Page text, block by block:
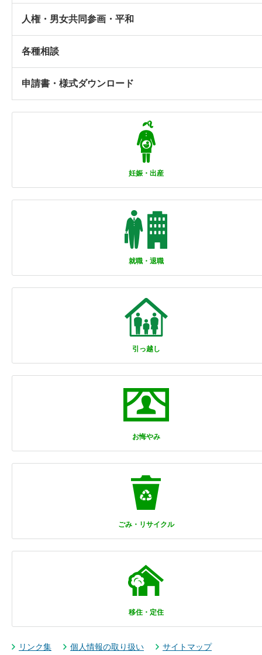
人権・男女共同参画・平和
各種相談
申請書・様式ダウンロード
妊娠・出産
就職・退職
引っ越し
お悔やみ
ごみ・リサイクル
移住・定住
リンク集 個人情報の取り扱い サイトマップ